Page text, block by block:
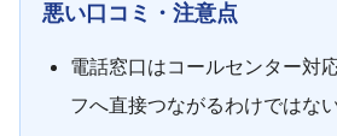
悪い口コミ・注意点
電話窓口はコールセンター対
フへ直接つながるわけではな